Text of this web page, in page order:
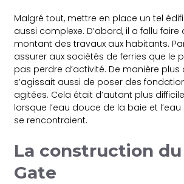
Malgré tout, mettre en place un tel
aussi complexe. D’abord, il a fallu
montant des travaux aux habitants.
assurer aux sociétés de ferries que le
pas perdre d’activité. De manière plus
s’agissait aussi de poser des
agitées. Cela était d’autant plus
lorsque l’eau douce de la baie et
se rencontraient.
La construction
Gate